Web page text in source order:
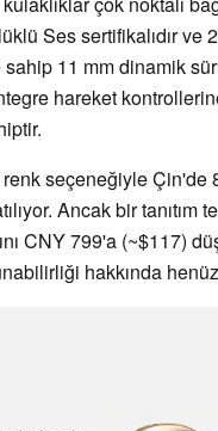
Ses sertifikalıdır ve
11 mm dinamik
hareket
seçeneğiyle Çin'de
Ancak bir tanıtım
CNY 799'a (~$117)
hakkında